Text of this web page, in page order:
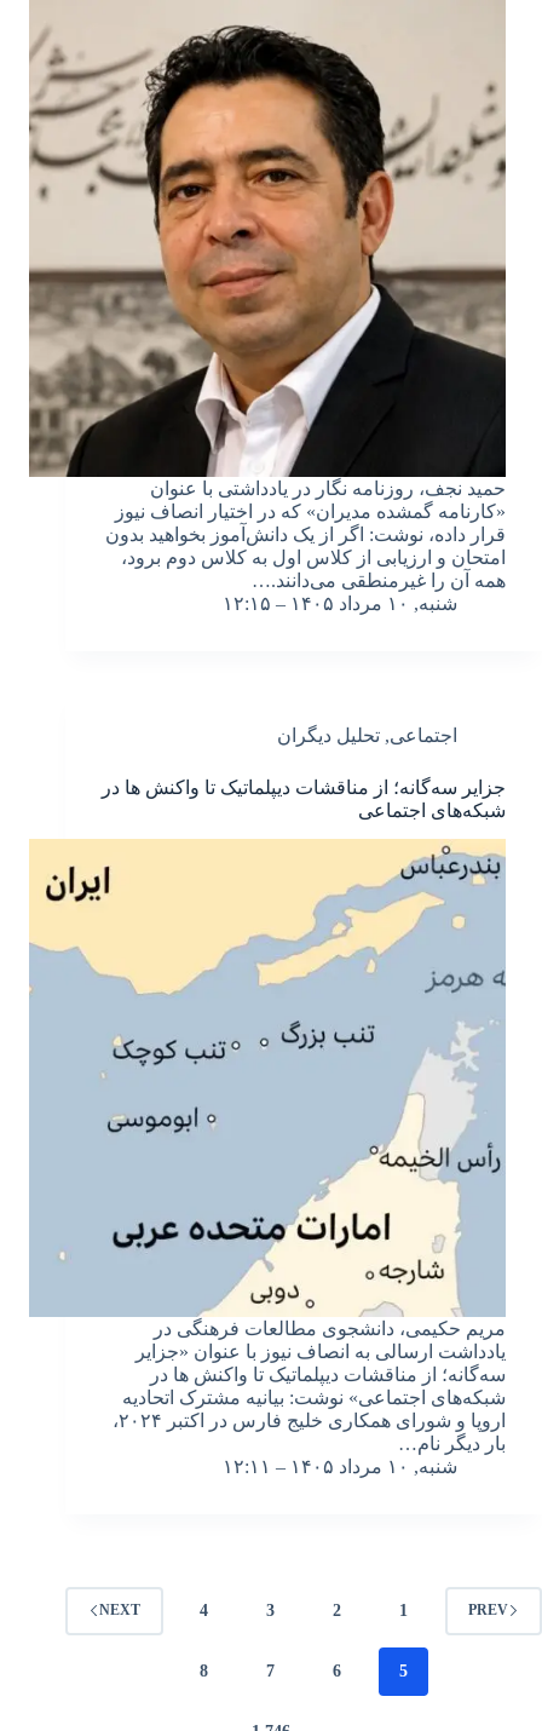
حمید نجف، روزنامه نگار در یادداشتی با عنوان
«کارنامه گمشده مدیران» که در اختیار انصاف نیوز
قرار داده، نوشت: اگر از یک دانش‌آموز بخواهید بدون
امتحان و ارزیابی از کلاس اول به کلاس دوم برود،
همه آن را غیرمنطقی می‌دانند.…
شنبه, ۱۰ مرداد ۱۴۰۵ – ۱۲:۱۵
اجتماعی, تحلیل دیگران
جزایر سه‌گانه؛ از مناقشات دیپلماتیک تا واکنش ها در
شبکه‌های اجتماعی
مریم حکیمی، دانشجوی مطالعات فرهنگی در
یادداشت ارسالی به انصاف نیوز با عنوان «جزایر
سه‌گانه؛ از مناقشات دیپلماتیک تا واکنش ها در
شبکه‌های اجتماعی» نوشت: بیانیه مشترک اتحادیه
اروپا و شورای همکاری خلیج فارس در اکتبر ۲۰۲۴،
بار دیگر نام…
شنبه, ۱۰ مرداد ۱۴۰۵ – ۱۲:۱۱
PREV
1
2
3
4
5
6
7
8
NEXT